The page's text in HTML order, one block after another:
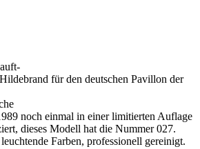
für den deutschen Pavillon der
noch einmal in einer limitierten Auflage
dieses Modell hat die Nummer 027.
Farben, professionell gereinigt.